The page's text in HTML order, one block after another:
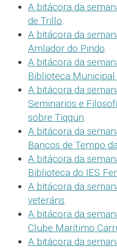
A bitácora da
de Trillo.
A bitácora da
Amlador do Pindo.
A bitácora da
Biblioteca
A bitácora da
Seminarios e
sobre Tiqqun.
A bitácora da
Bancos de Tempo
A bitácora da
Biblioteca do IES
A bitácora da
veteráns.
A bitácora da
Clube Marítimo
A bitácora da